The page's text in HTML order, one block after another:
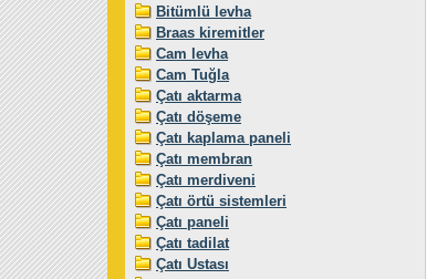
Bitümlü levha
Braas kiremitler
Cam levha
Cam Tuğla
Çatı aktarma
Çatı döşeme
Çatı kaplama paneli
Çatı membran
Çatı merdiveni
Çatı örtü sistemleri
Çatı paneli
Çatı tadilat
Çatı Ustası